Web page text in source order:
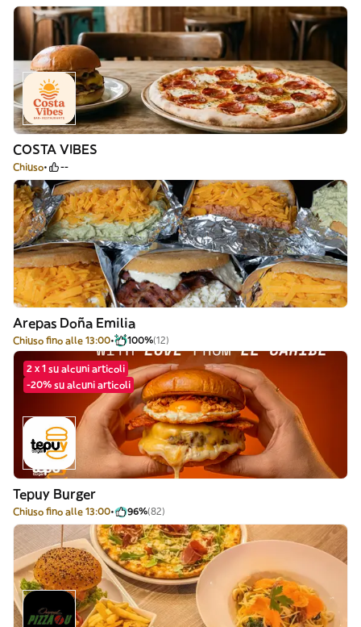
COSTA VIBES
Chiuso --
Arepas Doña Emilia
Chiuso fino alle 13:00 100%(12)
2 x 1 su alcuni articoli
-20% su alcuni articoli
Tepuy Burger
Chiuso fino alle 13:00 96%(82)